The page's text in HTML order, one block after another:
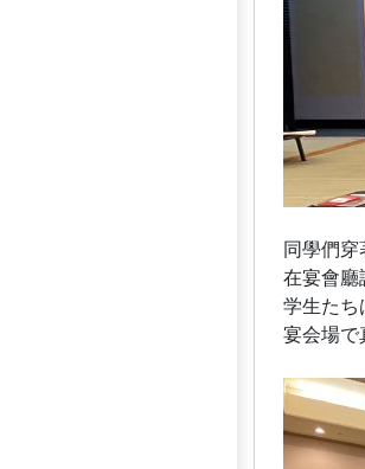
同學們穿
在宴會廳
学生たち
宴会場で